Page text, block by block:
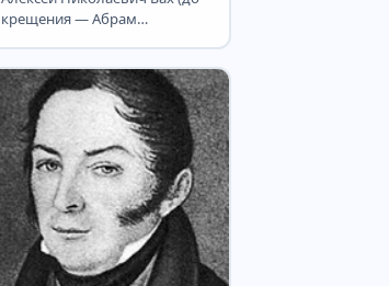
крещения — Абрам
Шавельского...